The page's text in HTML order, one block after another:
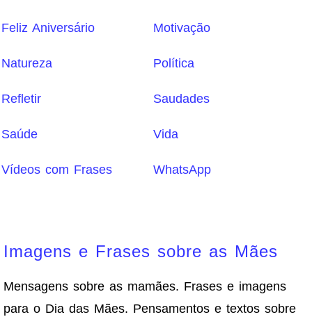
Feliz Aniversário Motivação
Natureza Política
Refletir Saudades
Saúde Vida
Vídeos com Frases WhatsApp
Imagens e Frases sobre as Mães
Mensagens sobre as mamães. Frases e imagens
para o Dia das Mães. Pensamentos e textos sobre